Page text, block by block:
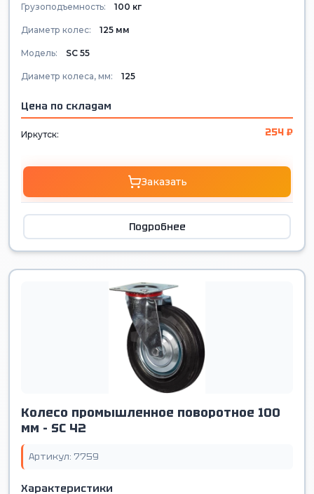
Грузоподъемность: 100 кг
Диаметр колес: 125 мм
Модель: SС 55
Диаметр колеса, мм: 125
Цена по складам
Иркутск: 254 ₽
Заказать
Подробнее
Колесо промышленное поворотное 100
мм - SС 42
Артикул: 7759
Характеристики